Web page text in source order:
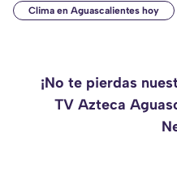
Clima en Aguascalientes hoy
¡No te pierdas
TV Azteca